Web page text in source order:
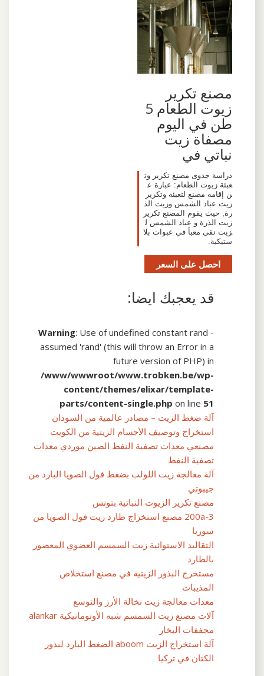
مصنع تكرير
زيوت الطعام 5
طن في اليوم
مصفاة زيت
نباتي في
دراسة جدوى مصنع تكرير وت
عبئة زيوت الطعام: عبارة ع
ن إقامة مصنع لتعبئة وتكرير
زيت عباد الشمس وزيت الذ
رة, حيث يقوم المصنع تكرير
زيت الذرة و عباد الشمس ل
زيت نقي معبأ في عبوات بلا
ستيكية.
احصل على السعر
قد يعجبك ايضا:
Warning: Use of undefined constant rand -
assumed 'rand' (this will throw an Error in a
future version of PHP) in
/www/wwwroot/www.trobken.be/wp-
content/themes/elixar/template-
parts/content-single.php on line 51
آلة ضغط الزيت – مصادر عالمية من السودان
استخراج وتوصيف الأجسام الزيتية من الكويت
مصنعي معدات تصفية النفط الصين موردي معدات
تصفية النفط
آلة معالجة زيت اللولب بضغط فول الصويا البارد من
جيبوتي
مصنع تكرير الزيوت النباتية بتونس
200a-3 مصنع استخراج طارد زيت فول الصويا من
سوريا
التقاليد الاستوائية زيت السمسم العضوي المعصور
بالطارد
مستخرج البذور الزيتية في مصنع استخلاص
المذيبات
معدات معالجة زيت نخالة الأرز والتوسع
آلات مصنع زيت السمسم شبه الأوتوماتيكية alankar
مجففات البخار
آلة استخراج الزيت aboom الضغط البارد لبذور
الكتان في تركيا